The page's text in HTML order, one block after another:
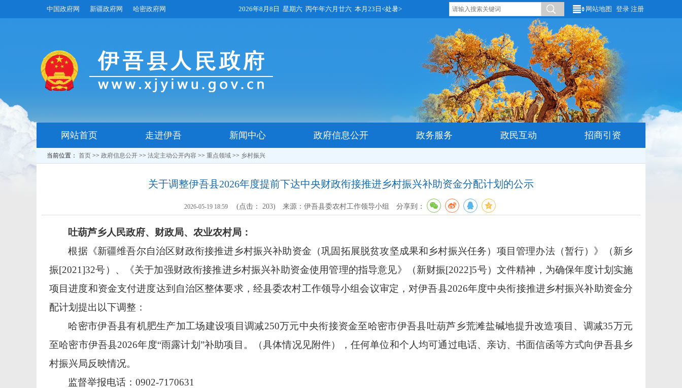
中国政府网 新疆政府网 哈密政府网 2026年8月8日 星期六 丙午年六月廿六 本月23日<处暑> 网站地图 登录 注册
网站首页 走进伊吾 新闻中心 政府信息公开 政务服务 政民互动 招商引资
当前位置： 首页 >> 政府信息公开 >> 法定主动公开内容 >> 重点领域 >> 乡村振兴
关于调整伊吾县2026年度提前下达中央财政衔接推进乡村振兴补助资金分配计划的公示
2026-05-19 18:59 (点击： 203) 来源：伊吾县委农村工作领导小组 分享到：
吐葫芦乡人民政府、财政局、农业农村局：
根据《新疆维吾尔自治区财政衔接推进乡村振兴补助资金（巩固拓展脱贫攻坚成果和乡村振兴任务）项目管理办法（暂行）》（新乡
振[2021]32号）、《关于加强财政衔接推进乡村振兴补助资金使用管理的指导意见》（新财振[2022]5号）文件精神， 为确保年度计划实施
项目进度和资金支付进度达到自治区整体要求 ，经县委农村工作领导小组会议审定 ，对伊吾县2026年度中央衔接推进乡村振兴补助资金分
配计划提出以下调整：
哈密市伊吾县有机肥生产加工场建设项目调减250万元中央衔接资金至哈密市伊吾县吐葫芦乡荒滩盐碱地提升改造项目、调减35万元
至哈密市伊吾县2026年度“雨露计划”补助项目 。（具体情况见附件），任何单位和个人均可通过电话、亲访、书面信函等方式向伊吾县乡
村振兴局反映情况。
监督举报电话：0902-7170631